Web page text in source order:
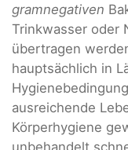
gramnegativen
Trinkwasser oder
übertragen
hauptsächlich in
ausreichende
Körperhygiene
unbehandelt